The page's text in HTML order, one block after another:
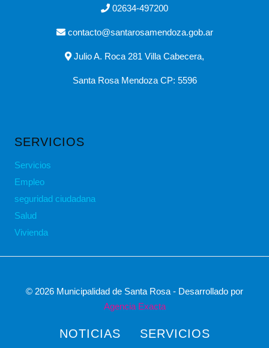
02634-497200
contacto@santarosamendoza.gob.ar
Julio A. Roca 281 Villa Cabecera,
Santa Rosa Mendoza CP: 5596
SERVICIOS
Servicios
Empleo
seguridad ciudadana
Salud
Vivienda
© 2026 Municipalidad de Santa Rosa - Desarrollado por
Agencia Exacta
NOTICIAS SERVICIOS